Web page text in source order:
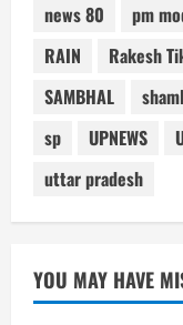
news 80
pm
RAIN
Rakesh
SAMBHAL
sp
UPNEWS
uttar pradesh
YOU MAY HAVE